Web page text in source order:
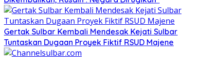
Gertak Sulbar Kembali Mendesak Kejati Sulbar
Tuntaskan Dugaan Proyek Fiktif RSUD Majene